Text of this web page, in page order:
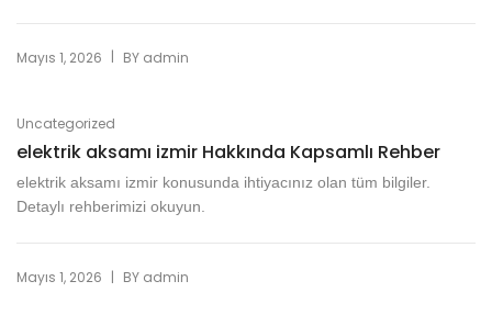
Mayıs 1, 2026 | BY admin
Uncategorized
elektrik aksamı izmir Hakkında Kapsamlı Rehber
elektrik aksamı izmir konusunda ihtiyacınız olan tüm bilgiler.
Detaylı rehberimizi okuyun.
Mayıs 1, 2026 | BY admin